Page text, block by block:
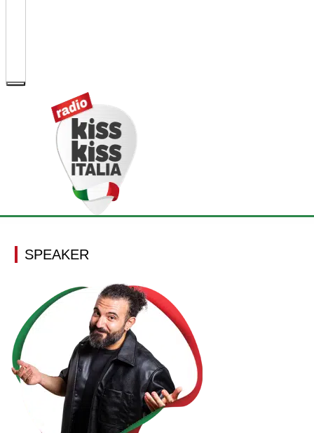
SPEAKER